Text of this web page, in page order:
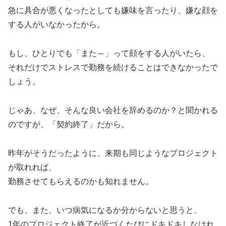
急に具合が悪くなったとしても嫌味を言ったり、嫌な顔を
する人がいなかったから。
もし、ひとりでも「また～」って顔をする人がいたら、
それだけでストレスで勤務を続けることはできなかったで
しょう。
じゃあ、なぜ、そんな良い会社を辞めるのか？と聞かれる
のですが、「契約終了」だから。
昨年がそうだったように、来期も同じようなプロジェクト
が取れれば、
勤務させてもらえるのかも知れません。
でも、また、いつ病気になるか分からないと思うと、
1年のプロジェクト終了が近づくたびにドキドキしなけれ